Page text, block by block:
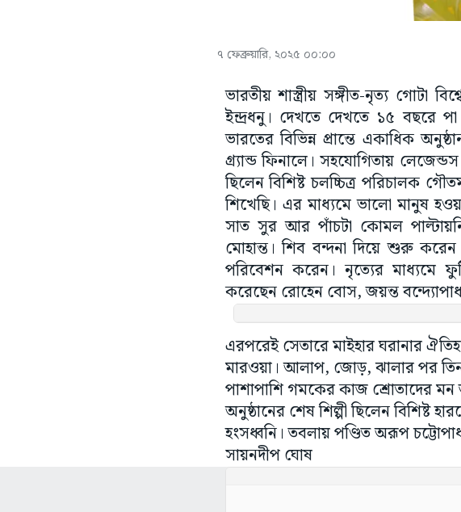
৭ ফেব্রুয়ারি, ২০২৫ ০০:০০
ভারতীয় শাস্ত্রীয় সঙ্গীত-নৃত্য গোটা
ইন্দ্রধনু। দেখতে দেখতে ১৫ বছরে পা
ভারতের বিভিন্ন প্রান্তে একাধিক
গ্ৰ্যান্ড ফিনালে। সহযোগিতায়
ছিলেন বিশিষ্ট চলচ্চিত্র পরিচালক
শিখেছি। এর মাধ্যমে ভালো মানুষ
সাত সুর আর পাঁচটা কোমল
মোহান্ত। শিব বন্দনা দিয়ে শুরু
পরিবেশন করেন। নৃত্যের মাধ্যমে
করেছেন রোহেন বোস, জয়ন্ত
এরপরেই সেতারে মাইহার ঘরানার
মারওয়া। আলাপ, জোড়, ঝালার পর
পাশাপাশি গমকের কাজ শ্রোতাদের
অনুষ্ঠানের শেষ শিল্পী ছিলেন বিশিষ্ট
হংসধ্বনি। তবলায় পণ্ডিত অরূপ
সায়নদীপ ঘোষ